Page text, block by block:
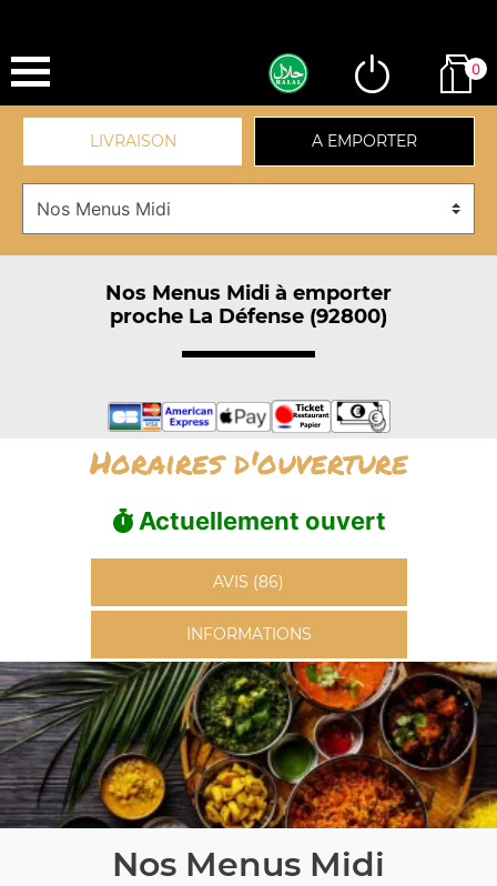
0
LIVRAISON A EMPORTER
Nos Menus Midi à emporter
proche La Défense (92800)
Horaires d'ouverture
Actuellement ouvert
AVIS (86)
INFORMATIONS
Nos Menus Midi